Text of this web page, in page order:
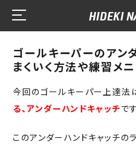
HIDEKI
ゴールキーパーのアン
まくいく方法や練習メ
今回のゴールキーパー上達法
る、アンダーハンドキャッチです
このアンダーハンドキャッチの